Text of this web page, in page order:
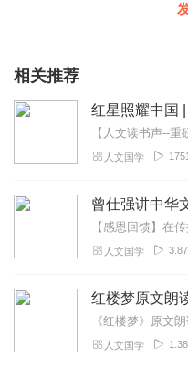
相关推荐
红星照耀中国
人文国学
人文国学
红楼梦原文朗
人文国学